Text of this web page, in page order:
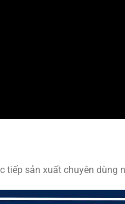
tiếp sản xuất chuyên dùng